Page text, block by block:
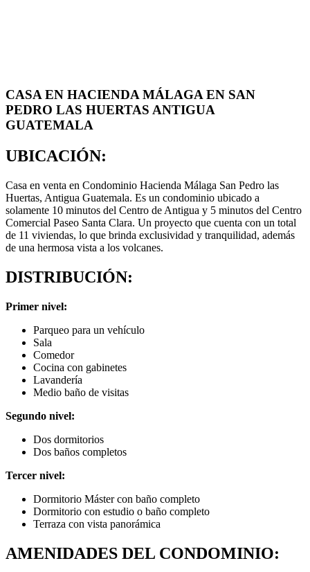
CASA EN HACIENDA MÁLAGA EN SAN
PEDRO LAS HUERTAS ANTIGUA
GUATEMALA
UBICACIÓN:
Casa en venta en Condominio Hacienda Málaga San Pedro las
Huertas, Antigua Guatemala. Es un condominio ubicado a
solamente 10 minutos del Centro de Antigua y 5 minutos del Centro
Comercial Paseo Santa Clara. Un proyecto que cuenta con un total
de 11 viviendas, lo que brinda exclusividad y tranquilidad, además
de una hermosa vista a los volcanes.
DISTRIBUCIÓN:
Primer nivel:
Parqueo para un vehículo
Sala
Comedor
Cocina con gabinetes
Lavandería
Medio baño de visitas
Segundo nivel:
Dos dormitorios
Dos baños completos
Tercer nivel:
Dormitorio Máster con baño completo
Dormitorio con estudio o baño completo
Terraza con vista panorámica
AMENIDADES DEL CONDOMINIO: